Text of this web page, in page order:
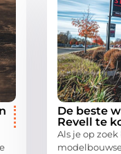
De beste
Revell te
Als je op